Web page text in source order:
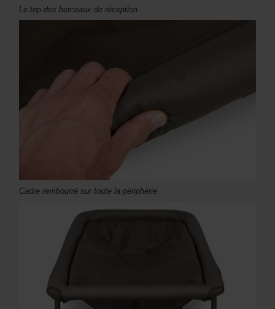
Le top des berceaux de réception
Cadre rembourré sur toute la périphérie